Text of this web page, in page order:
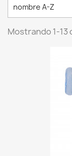
nombre A-Z
Mostrando 1-13